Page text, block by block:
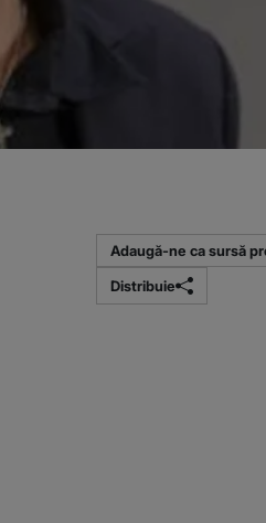
Adaugă-ne ca sursă
Distribuie